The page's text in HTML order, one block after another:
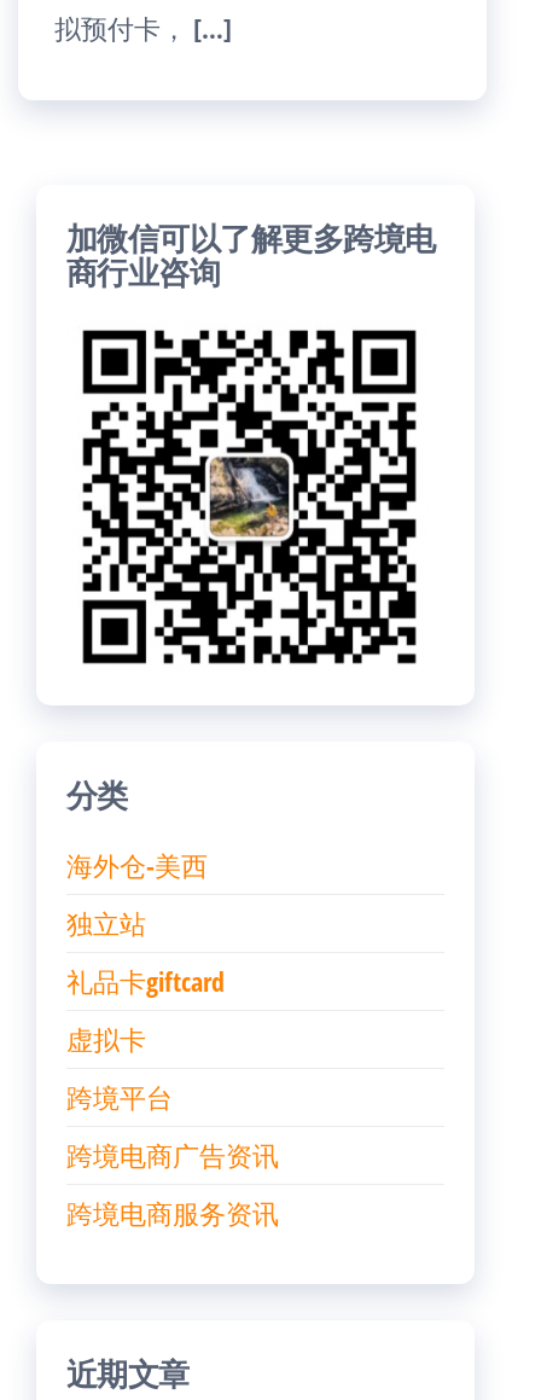
拟预付卡， […]
加微信可以了解更多跨境电
商行业咨询
分类
海外仓-美西
独立站
礼品卡giftcard
虚拟卡
跨境平台
跨境电商广告资讯
跨境电商服务资讯
近期文章